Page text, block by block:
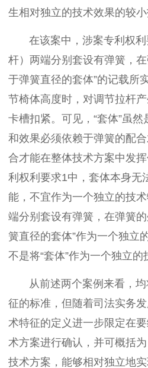
生相对独立的技术效果的较小
在该案中，涉案专利权利
杆）两端分别套设有弹簧，
于弹簧直径的套体”的记载所
节椅体高度时，对调节拉杆
卡槽扣紧。可见，“套体”虽
和效果必须依赖于弹簧的配
合才能在整体技术方案中发
利权利要求1中，套体本身无
能，不宜作为一个独立的技
端分别套设有弹簧，在弹簧
簧直径的套体”作为一个独立
不是将“套体”作为一个独立的
从前述两个案例来看，均
征的标准，但随着司法实务
术特征的定义进一步限定在
术方案进行确认，并可概括
技术方案，能够相对独立地